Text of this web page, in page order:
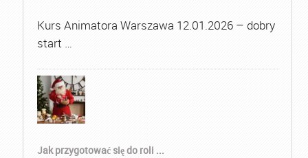
Kurs Animatora Warszawa 12.01.2026 – dobry
start …
Jak przygotować się do roli ...